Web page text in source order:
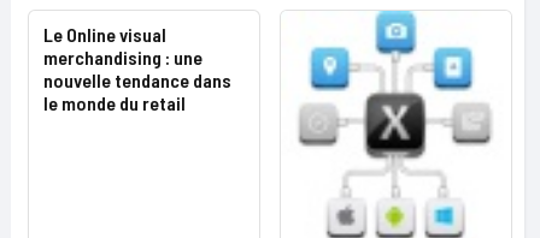
Le Online visual
merchandising : une
nouvelle tendance dans
le monde du retail